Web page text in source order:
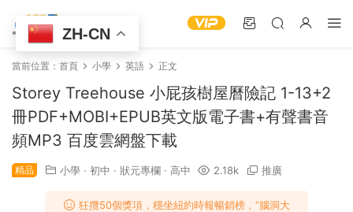
當前位置： 首頁 小學 英語 正文
Storey Treehouse 小屁孩樹屋曆險記 1-13+2
冊PDF+MOBI+EPUB英文版電子書+有聲書音
頻MP3 百度雲網盤下載
精品 小學 · 初中 · 狀元專欄 · 高中 2.18k 推廣
狂攬50個獎項，穩坐紐約時報暢銷榜，“腦洞大
ZH-CN